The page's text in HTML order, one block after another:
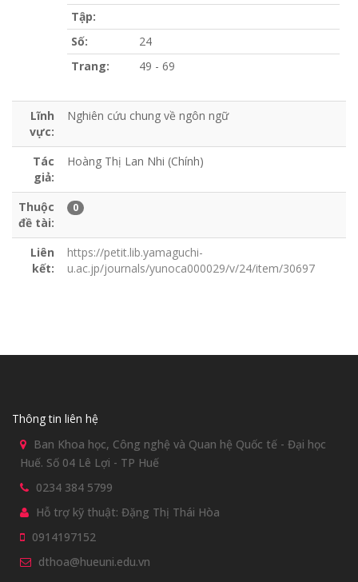
Tập:
Số:
24
Trang:
49 - 69
Lĩnh
vực:
Nghiên cứu chung về ngôn ngữ
Tác
giả:
Hoàng Thị Lan Nhi (Chính)
Thuộc
đề tài:
0
Liên
kết:
https://petit.lib.yamaguchi-
u.ac.jp/journals/yunoca000029/v/24/item/30697
Thông tin liên hệ
Ban Khoa học, Công nghệ và Quan hệ Quốc tế - Đại học
Huế. Số 04 Lê Lợi - TP Huế
0234 384 5799
Hỗ trợ kỹ thuật: Đặng Thị Thái Hòa
0914197152
dthoa@hueuni.edu.vn